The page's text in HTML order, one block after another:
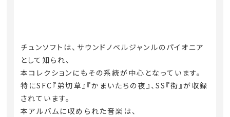
チュンソフトは、サウンドノベルジャンルのパイオニア
として知られ、
本コレクションにもその系統が中心となっています。
特にSFC『弟切草』『かまいたちの夜』、SS『街』が収録
されています。
本アルバムに収められた音楽は、